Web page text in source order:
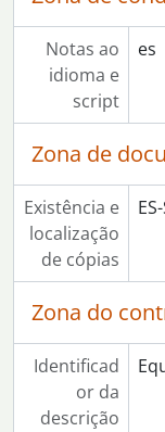
[Coleção]
[Coleção] 21
[Coleção] 22 -
[Coleção] 23
Notas ao
idioma e
script
es
Zona de
Existência e
localização
de cópias
Zona do
Identificad
or da
descrição